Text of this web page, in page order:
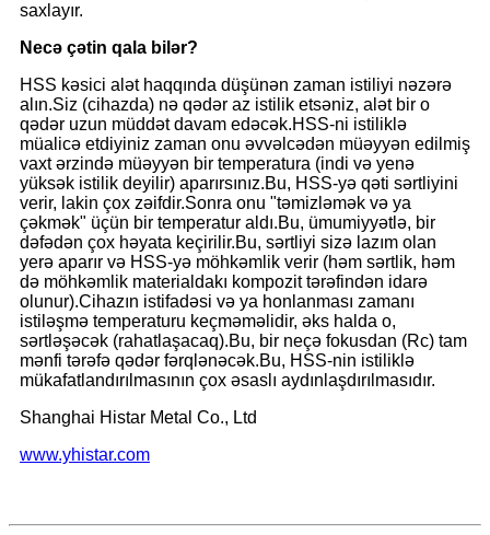
saxlayır.
Necə çətin qala bilər?
HSS kəsici alət haqqında düşünən zaman istiliyi nəzərə
alın.Siz (cihazda) nə qədər az istilik etsəniz, alət bir o
qədər uzun müddət davam edəcək.HSS-ni istiliklə
müalicə etdiyiniz zaman onu əvvəlcədən müəyyən edilmiş
vaxt ərzində müəyyən bir temperatura (indi və yenə
yüksək istilik deyilir) aparırsınız.Bu, HSS-yə qəti sərtliyini
verir, lakin çox zəifdir.Sonra onu "təmizləmək və ya
çəkmək" üçün bir temperatur aldı.Bu, ümumiyyətlə, bir
dəfədən çox həyata keçirilir.Bu, sərtliyi sizə lazım olan
yerə aparır və HSS-yə möhkəmlik verir (həm sərtlik, həm
də möhkəmlik materialdakı kompozit tərəfindən idarə
olunur).Cihazın istifadəsi və ya honlanması zamanı
istiləşmə temperaturu keçməməlidir, əks halda o,
sərtləşəcək (rahatlaşacaq).Bu, bir neçə fokusdan (Rc) tam
mənfi tərəfə qədər fərqlənəcək.Bu, HSS-nin istiliklə
mükafatlandırılmasının çox əsaslı aydınlaşdırılmasıdır.
Shanghai Histar Metal Co., Ltd
www.yhistar.com